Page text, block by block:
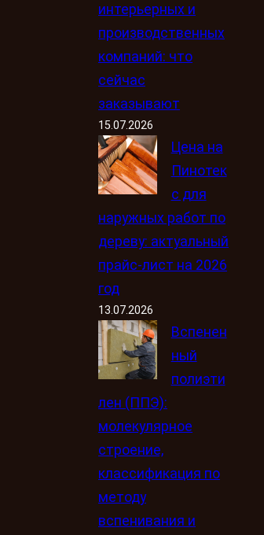
интерьерных и
производственных
компаний: что
сейчас
заказывают
15.07.2026
Цена на
Пинотек
с для
наружных работ по
дереву: актуальный
прайс-лист на 2026
год
13.07.2026
Вспенен
ный
полиэти
лен (ППЭ):
молекулярное
строение,
классификация по
методу
вспенивания и